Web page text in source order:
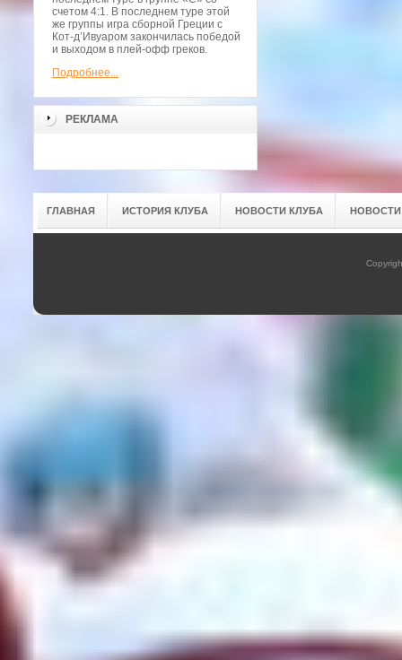
счетом 4:1. В последнем туре этой
же группы игра сборной Греции с
Кот-д’Ивуаром закончилась победой
и выходом в плей-офф греков.
Подробнее...
РЕКЛАМА
ГЛАВНАЯ ИСТОРИЯ КЛУБА НОВОСТИ КЛУБА